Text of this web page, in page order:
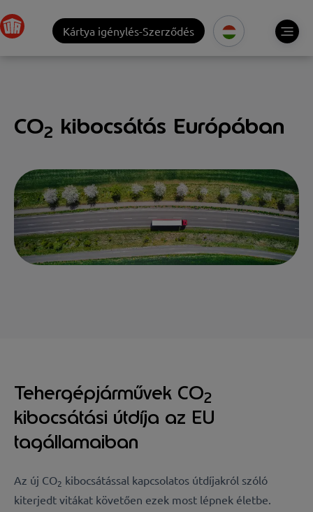
Kártya igénylés-Szerződés
CO2 kibocsátás Európában
Tehergépjárművek CO2
kibocsátási útdíja az EU
tagállamaiban
Az új CO2 kibocsátással kapcsolatos útdíjakról szóló
kiterjedt vitákat követően ezek most lépnek életbe.